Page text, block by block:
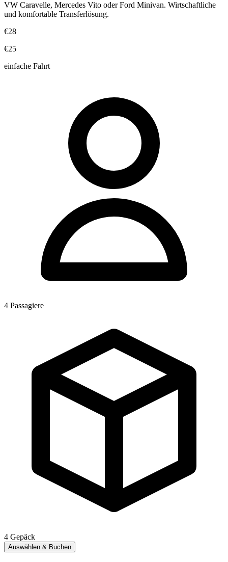
VW Caravelle, Mercedes Vito oder Ford Minivan. Wirtschaftliche
und komfortable Transferlösung.
€28
€25
einfache Fahrt
4 Passagiere
4 Gepäck
Auswählen & Buchen